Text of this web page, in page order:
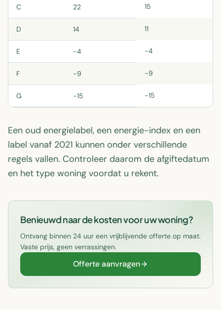
C 22 15
D 14 11
E -4 -4
F -9 -9
G -15 -15
Een oud energielabel, een energie-index en een
label vanaf 2021 kunnen onder verschillende
regels vallen. Controleer daarom de afgiftedatum
en het type woning voordat u rekent.
Benieuwd naar de kosten voor uw woning?
Ontvang binnen 24 uur een vrijblijvende offerte op maat.
Vaste prijs, geen verrassingen.
Offerte aanvragen